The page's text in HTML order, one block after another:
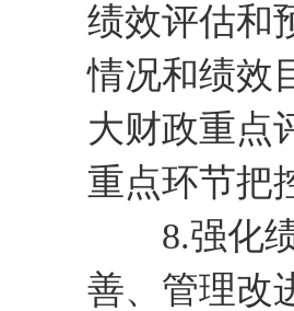
绩效评估和
情况和绩效
大财政重点
重点环节把
8.强化绩
善、管理改